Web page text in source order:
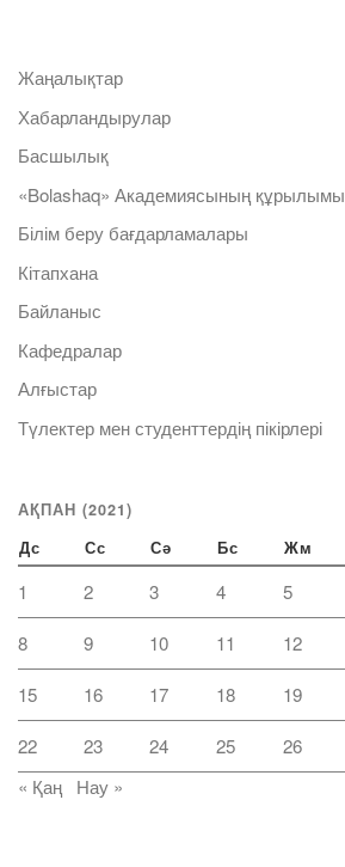
Жаңалықтар
Хабарландырулар
Басшылық
«Bolashaq» Академиясының құрылымы
Білім беру бағдарламалары
Кітапхана
Байланыс
Кафедралар
Алғыстар
Түлектер мен студенттердің пікірлері
АҚПАН (2021)
Дс Сс Сә Бс Жм
1 2 3 4 5
8 9 10 11 12
15 16 17 18 19
22 23 24 25 26
« Қаң
Нау »